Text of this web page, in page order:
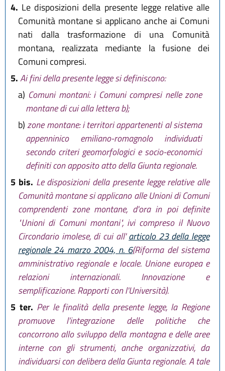
4. Le disposizioni della presente legge relative alle
Comunità montane si applicano anche ai Comuni
nati dalla trasformazione di una Comunità
montana, realizzata mediante la fusione dei
Comuni compresi.
5.Ai fini della presente legge si definiscono:
a) Comuni montani: i Comuni compresi nelle zone
montane di cui alla lettera b);
b)zone montane: i territori appartenenti al sistema
appenninico emiliano-romagnolo individuati
secondo criteri geomorfologici e socio-economici
definiti con apposito atto della Giunta regionale.
5 bis. Le disposizioni della presente legge relative alle
Comunità montane si applicano alle Unioni di Comuni
comprendenti zone montane, d'ora in poi definite
"Unioni di Comuni montani", ivi compreso il Nuovo
Circondario imolese, di cui all'articolo 23 della legge
regionale 24 marzo 2004, n. 6(Riforma del sistema
amministrativo regionale e locale. Unione europea e
relazioni internazionali. Innovazione e
semplificazione. Rapporti con l'Università).
5 ter. Per le finalità della presente legge, la Regione
promuove l'integrazione delle politiche che
concorrono allo sviluppo della montagna e delle aree
interne con gli strumenti, anche organizzativi, da
individuarsi con delibera della Giunta regionale. A tale